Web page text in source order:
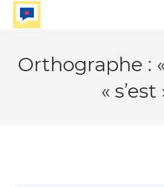
Skip
Orthographe :
« s’est